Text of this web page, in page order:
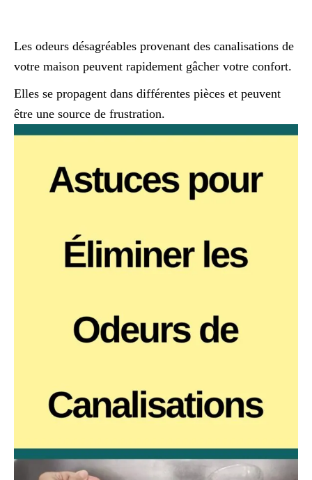
Les odeurs désagréables provenant des canalisations de
votre maison peuvent rapidement gâcher votre confort.
Elles se propagent dans différentes pièces et peuvent
être une source de frustration.